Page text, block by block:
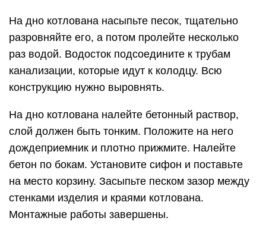
На дно котлована насыпьте песок, тщательно
разровняйте его, а потом пролейте несколько
раз водой. Водосток подсоедините к трубам
канализации, которые идут к колодцу. Всю
конструкцию нужно выровнять.
На дно котлована налейте бетонный раствор,
слой должен быть тонким. Положите на него
дождеприемник и плотно прижмите. Налейте
бетон по бокам. Установите сифон и поставьте
на место корзину. Засыпьте песком зазор между
стенками изделия и краями котлована.
Монтажные работы завершены.